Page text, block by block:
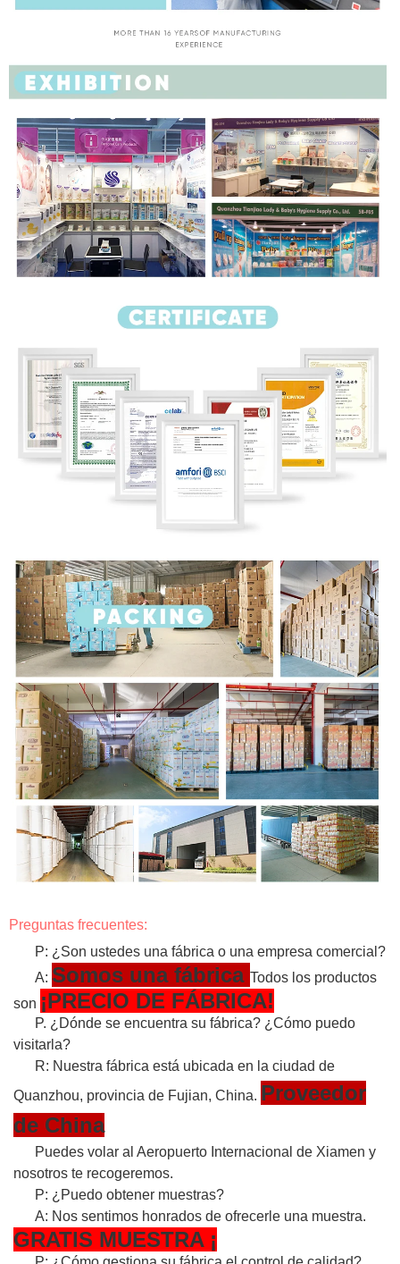
Preguntas frecuentes:
P: ¿Son ustedes una fábrica o una empresa comercial?
A: Somos una fábrica Todos los productos
son ¡PRECIO DE FÁBRICA!
P. ¿Dónde se encuentra su fábrica? ¿Cómo puedo
visitarla?
R: Nuestra fábrica está ubicada en la ciudad de
Quanzhou, provincia de Fujian, China. Proveedor
de China
Puedes volar al Aeropuerto Internacional de Xiamen y
nosotros te recogeremos.
P: ¿Puedo obtener muestras?
A: Nos sentimos honrados de ofrecerle una muestra.
GRATIS MUESTRA ¡